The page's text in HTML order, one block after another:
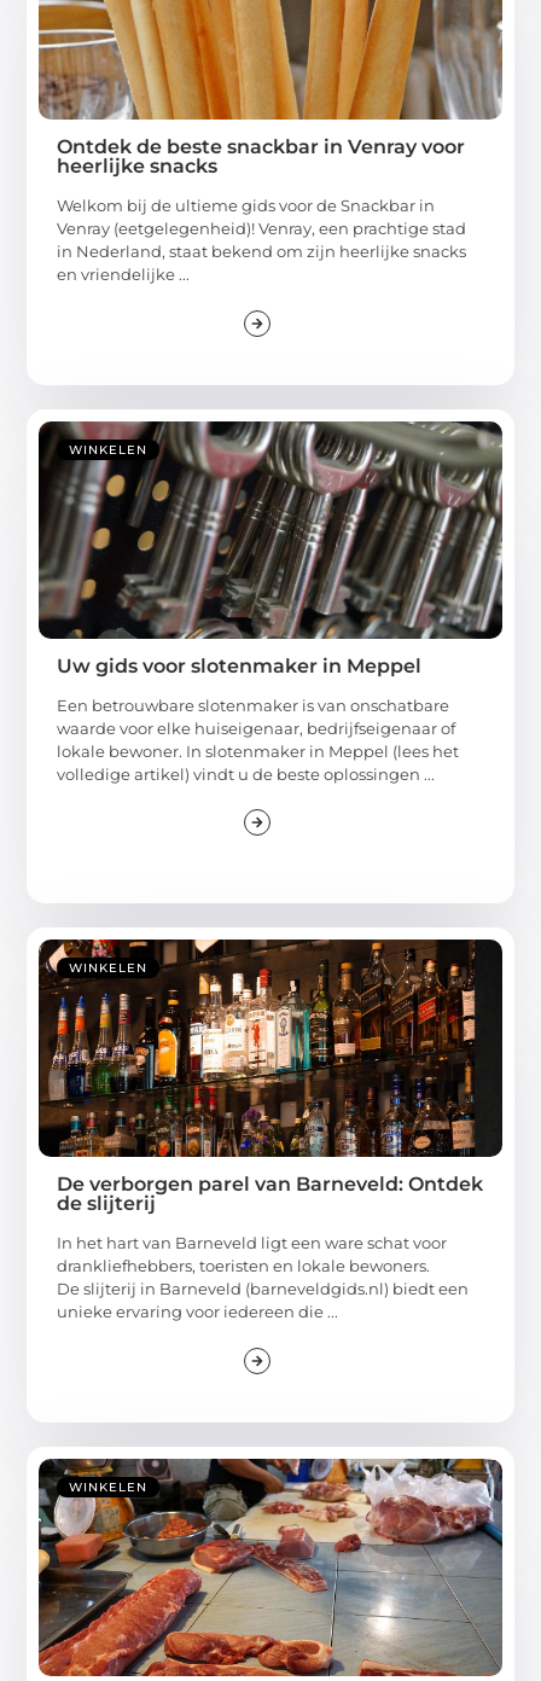
Ontdek de beste snackbar in Venray voor
heerlijke snacks
Welkom bij de ultieme gids voor de Snackbar in
Venray (eetgelegenheid)! Venray, een prachtige stad
in Nederland, staat bekend om zijn heerlijke snacks
en vriendelijke ...
WINKELEN
Uw gids voor slotenmaker in Meppel
Een betrouwbare slotenmaker is van onschatbare
waarde voor elke huiseigenaar, bedrijfseigenaar of
lokale bewoner. In slotenmaker in Meppel (lees het
volledige artikel) vindt u de beste oplossingen ...
WINKELEN
De verborgen parel van Barneveld: Ontdek
de slijterij
In het hart van Barneveld ligt een ware schat voor
drankliefhebbers, toeristen en lokale bewoners.
De slijterij in Barneveld (barneveldgids.nl) biedt een
unieke ervaring voor iedereen die ...
WINKELEN